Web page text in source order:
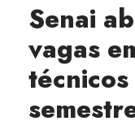
Senai
vagas